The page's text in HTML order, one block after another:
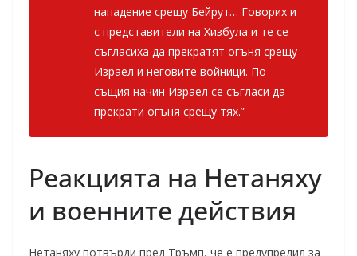
нападение срещу Бейрут… Говорих и
с представители на Хизбула и те се
съгласиха да прекратят огъня срещу
Израел и неговите войници. По
същия начин Израел се съгласи да
прекрати огъня срещу тях.”
Реакцията на Нетаняху
и военните действия
Нетаняху потвърди пред Тръмп, че е предупредил за